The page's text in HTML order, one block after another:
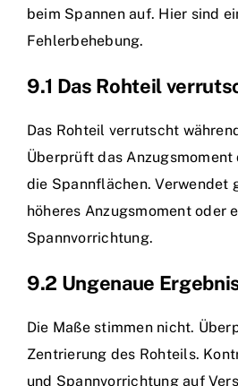
beim Spannen auf. Hier sind
Fehlerbehebung.
9.1 Das Rohteil
Das Rohteil verrutscht
Überprüft das
die Spannflächen. Verwendet
höheres Anzugsmoment oder
Spannvorrichtung.
9.2 Ungenaue
Die Maße stimmen nicht.
Zentrierung des Rohteils.
und Spannvorrichtung auf